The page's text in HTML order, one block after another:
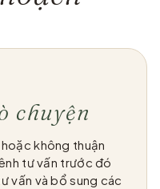
chuyện
không thuận
tư vấn trước đó
vấn và bổ sung các